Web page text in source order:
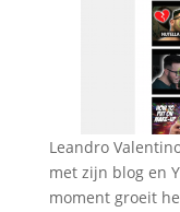
Leandro
met zijn blog en
moment groeit